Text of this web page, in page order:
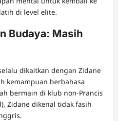
di level elite.
Budaya: Masih
dikaitkan dengan Zidane
kemampuan berbahasa
bermain di klub non-Prancis
Zidane dikenal tidak fasih